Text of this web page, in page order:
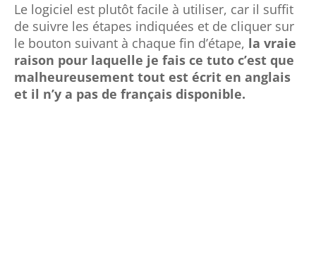
Le logiciel est plutôt facile à utiliser, car il suffit
de suivre les étapes indiquées et de cliquer sur
le bouton suivant à chaque fin d’étape, la vraie
raison pour laquelle je fais ce tuto c’est que
malheureusement tout est écrit en anglais
et il n’y a pas de français disponible.